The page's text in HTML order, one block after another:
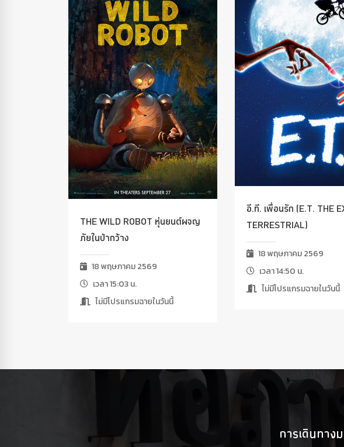
THE WILD ROBOT หุ่นยนต์ผจญ
ภัยในป่ากว้าง
18 พฤษภาคม 2569
เวลา 15:03 น.
ไม่มีโปรแกรมฉายในวันนี้
อี.ที. เพื่อนรัก (E.T. THE
TERRESTRIAL)
18 พฤษภาคม 2569
เวลา 14:50 น.
ไม่มีโปรแกรมฉายในวันนี้
การเดินทา